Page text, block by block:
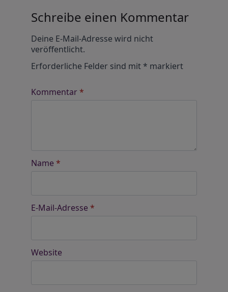
Schreibe einen Kommentar
Deine E-Mail-Adresse wird nicht
veröffentlicht.
Erforderliche Felder sind mit* markiert
Kommentar*
Name *
E-Mail-Adresse *
Website